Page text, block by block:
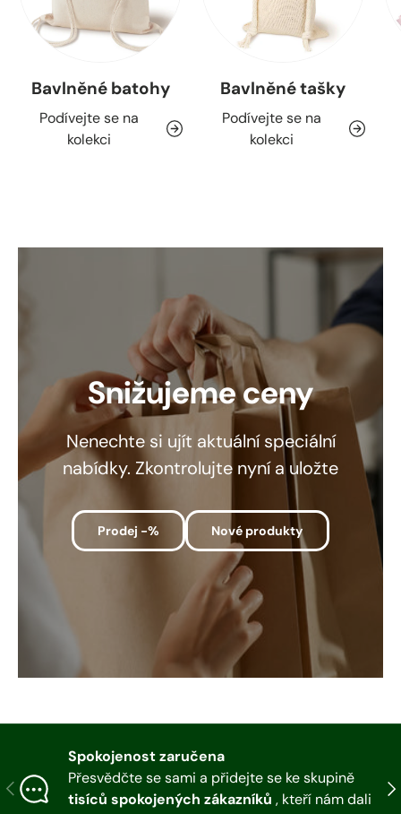
Bavlněné batohy
Podívejte se na
kolekci
Bavlněné tašky
Podívejte se na
kolekci
Snižujeme ceny
Nenechte si ujít aktuální speciální
nabídky. Zkontrolujte nyní a uložte
Prodej -% Nové produkty
Předchozí
Spokojenost zaručena
Přesvědčte se sami a přidejte se ke skupině
tisíců spokojených zákazníků , kteří nám dali